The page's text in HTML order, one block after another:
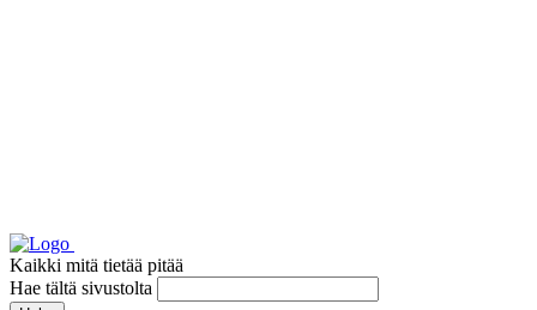
Kaikki mitä tietää pitää
Hae tältä sivustolta